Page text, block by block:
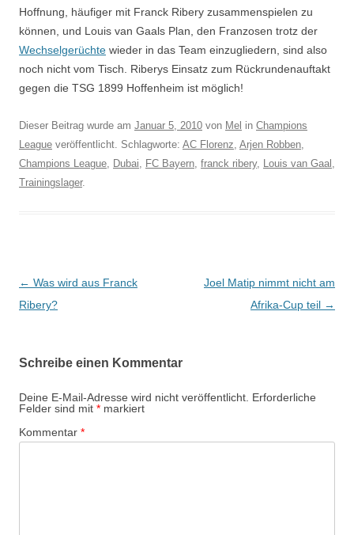
Hoffnung, häufiger mit Franck Ribery zusammenspielen zu
können, und Louis van Gaals Plan, den Franzosen trotz der
Wechselgerüchte wieder in das Team einzugliedern, sind also
noch nicht vom Tisch. Riberys Einsatz zum Rückrundenauftakt
gegen die TSG 1899 Hoffenheim ist möglich!
Dieser Beitrag wurde am Januar 5, 2010 von Mel in Champions
League veröffentlicht. Schlagworte: AC Florenz, Arjen Robben,
Champions League, Dubai, FC Bayern, franck ribery, Louis van Gaal ,
Trainingslager.
Beitrags-
Navigation
← Was wird aus Franck
Ribery?
Joel Matip nimmt nicht am
Afrika-Cup teil →
Schreibe einen Kommentar
Deine E-Mail-Adresse wird nicht veröffentlicht. Erforderliche
Felder sind mit * markiert
Kommentar *